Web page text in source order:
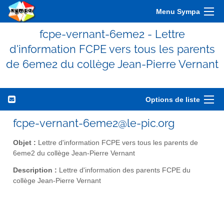
Menu Sympa
fcpe-vernant-6eme2 - Lettre
d'information FCPE vers tous les parents
de 6eme2 du collège Jean-Pierre Vernant
Options de liste
fcpe-vernant-6eme2@le-pic.org
Objet : Lettre d'information FCPE vers tous les parents de
6eme2 du collège Jean-Pierre Vernant
Description : Lettre d'information des parents FCPE du
collège Jean-Pierre Vernant